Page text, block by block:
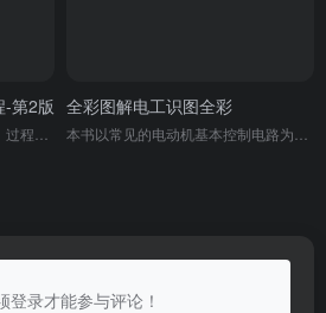
-第2版 全彩图解电工识图全彩
登录才能参与评论！